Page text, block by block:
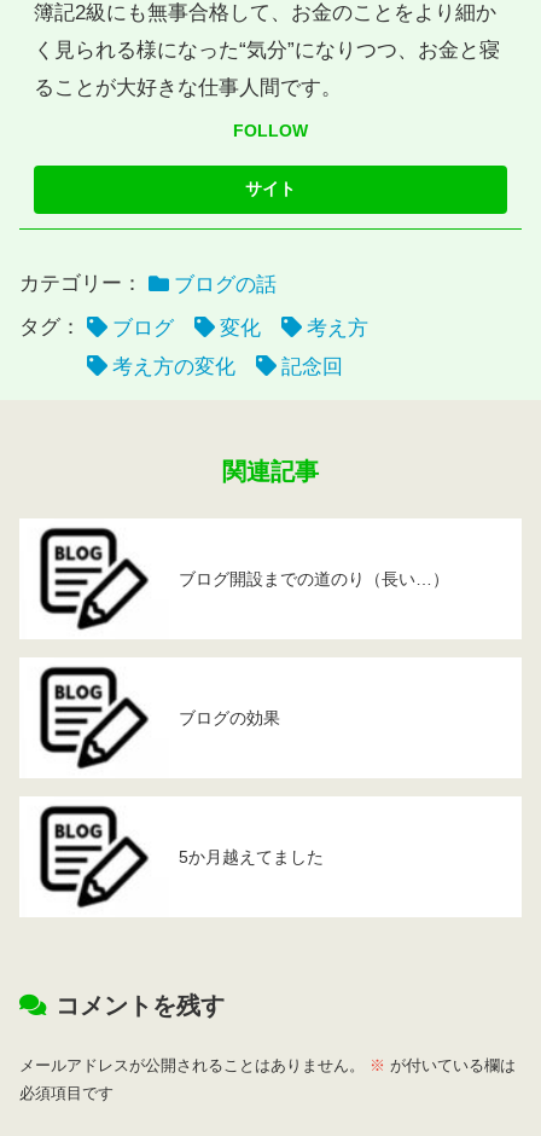
簿記2級にも無事合格して、お金のことをより細か
く見られる様になった“気分”になりつつ、お金と寝
ることが大好きな仕事人間です。
FOLLOW
カテゴリー：
ブログの話
タグ：
ブログ 変化
考え方
考え方の変化
記念回
関連記事
ブログ開設までの道のり（長い…）
ブログの効果
5か月越えてました
コメントを残す
メールアドレスが公開されることはありません。 ※ が付いている欄は
必須項目です